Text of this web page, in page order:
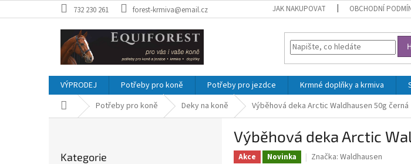
na
732 230 261 forest-krmiva@email.cz JAK NAKUPOVAT OBCHODNÍ
VÝPRODEJ Potřeby pro koně Potřeby pro jezdce Krmné doplňky a krmiva
Domů Potřeby pro koně Deky na koně Výběhová deka Arctic Waldhausen 50g černá
kategorie
Kategorie
Výběhová deka Arctic
Akce Novinka Značka: Waldhausen